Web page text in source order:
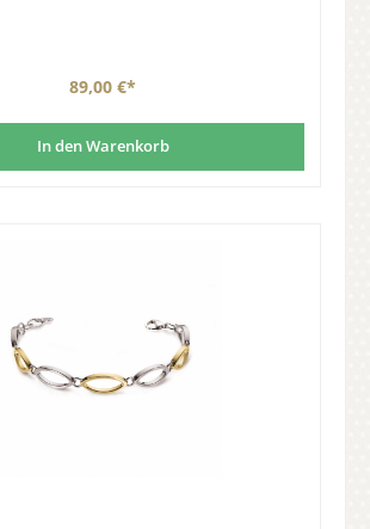
89,00 €*
In den Warenkorb